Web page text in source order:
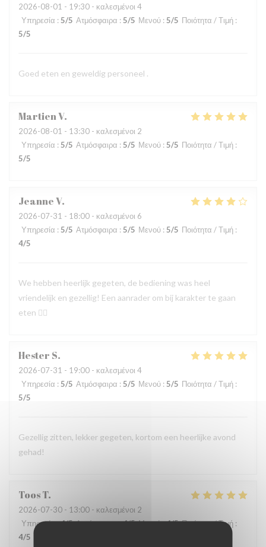
2026-08-01 - 19:30 - καλεσμένοι 4
Υπηρεσία : 5/5 Ατμόσφαιρα : 5/5 Μενού : 5/5 Ποιότητα / Τιμή :
5/5
Goed eten en geweldig personeel .
MartienV
2026-08-01 - 13:30 - καλεσμένοι 2
Υπηρεσία : 5/5 Ατμόσφαιρα : 5/5 Μενού : 5/5 Ποιότητα / Τιμή :
5/5
JeanneV
2026-07-31 - 18:00 - καλεσμένοι 6
Υπηρεσία : 5/5 Ατμόσφαιρα : 5/5 Μενού : 5/5 Ποιότητα / Τιμή :
4/5
We hebben heerlijk gegeten, de bediening was heel
vriendelijk en gezellig! Een aanrader om bij karakter te gaan
eten 👍🏻
Hester S
2026-07-31 - 19:00 - καλεσμένοι 4
Υπηρεσία : 5/5 Ατμόσφαιρα : 5/5 Μενού : 5/5 Ποιότητα / Τιμή :
5/5
Gezellig zitten, lekker gegeten, kortom een heerlijke avond
gehad!
ToosT
2026-07-30 - 13:00 - καλεσμένοι 2
Υπηρεσία:4/5 Ατμόσφαιρα:4/5 Μενού:4/5 Ποιότητα / Τιμή :
4/5